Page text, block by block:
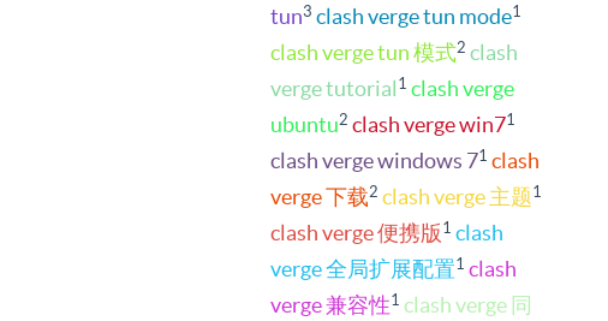
tun3 clash verge tun mode1
clash verge tun 模式2 clash
verge tutorial 1 clash verge
ubuntu2 clash verge win71
clash verge windows 71 clash
verge 下载2 clash verge 主题1
clash verge 便携版 1 clash
verge 全局扩展配置1 clash
verge 兼容性1 clash verge 同